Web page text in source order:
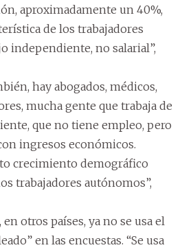
aproximadamente un 40%,
de los trabajadores
independiente, no salarial”,
hay abogados, médicos,
mucha gente que trabaja de
que no tiene empleo, pero
ingresos económicos.
crecimiento demográfico
trabajadores autónomos”,
otros países, ya no se usa el
en las encuestas. “Se usa